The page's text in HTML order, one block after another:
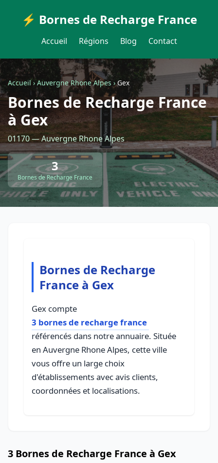
⚡ Bornes de Recharge France
Accueil Régions Blog Contact
Accueil›Auvergne Rhone Alpes›Gex
Bornes de Recharge France
à Gex
01170 — Auvergne Rhone Alpes
3
Bornes de Recharge France
Bornes de Recharge
France à Gex
Gex compte
3 bornes de recharge france
référencés dans notre annuaire. Située
en Auvergne Rhone Alpes, cette ville
vous offre un large choix
d'établissements avec avis clients,
coordonnées et localisations.
3 Bornes de Recharge France à Gex